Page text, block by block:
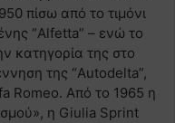
πίσω από το τιμόνι
“Alfetta” – ενώ το
κατηγορία της στο
της “Autodelta”,
Romeo. Από το 1965 η
η Giulia Sprint